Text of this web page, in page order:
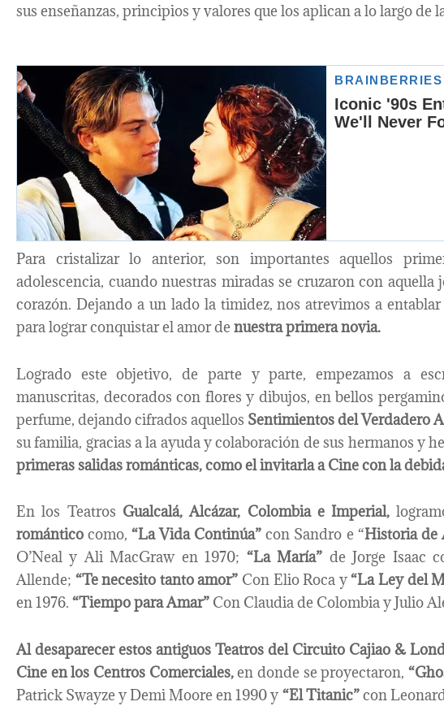
sus enseñanzas, principios y valores que los aplican a lo largo de
Para cristalizar lo anterior, son importantes aquellos
adolescencia, cuando nuestras miradas se cruzaron con
corazón. Dejando a un lado la timidez, nos atrevimos a
para lograr conquistar el amor de nuestra primera novia.
Logrado este objetivo, de parte y parte, empezamos a
manuscritas, decorados con flores y dibujos, en bellos
perfume, dejando cifrados aquellos Sentimientos del Verdadero
su familia, gracias a la ayuda y colaboración de sus hermanos y
primeras salidas románticas, como el invitarla a Cine con la
En los Teatros Gualcalá, Alcázar, Colombia e Imperial,
románticocomo,“La Vida Continúa”con Sandro e “Historia de
O’Neal y Ali MacGraw en 1970; “La María” de Jorge Isaac
Allende; “Te necesito tanto amor” Con Elio Roca y“La Ley del
en 1976. “Tiempo para Amar” Con Claudia de Colombia y Julio
Al desaparecer estos antiguos Teatros del Circuito Cajiao &
Cine en los Centros Comerciales,en donde se proyectaron,
Patrick Swayze y Demi Moore en 1990 y “El Titanic”con